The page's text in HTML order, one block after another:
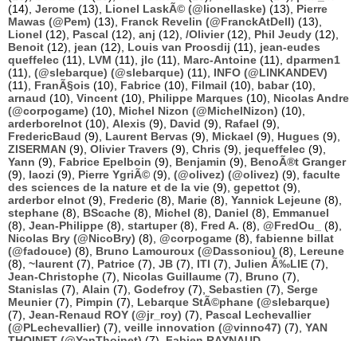
(14), Jerome (13), Lionel LaskÃ© (@lionellaske) (13), Pierre
Mawas (@Pem) (13), Franck Revelin (@FranckAtDell) (13),
Lionel (12), Pascal (12), anj (12), /Olivier(12), Phil Jeudy (12),
Benoit (12), jean (12), Louis van Proosdij (11), jean-eudes
queffelec (11), LVM (11), jlc (11), Marc-Antoine (11), dparmen1
(11), (@slebarque) (@slebarque) (11), INFO (@LINKANDEV)
(11), FranÃ§ois (10), Fabrice (10), Filmail (10), babar(10),
arnaud (10), Vincent (10), Philippe Marques (10), Nicolas Andre
(@corpogame) (10), Michel Nizon (@MichelNizon) (10),
arderborelnot (10), Alexis (9), David (9), Rafael (9),
FredericBaud (9), Laurent Bervas (9), Mickael (9), Hugues (9),
ZISERMAN (9), Olivier Travers (9), Chris (9), jequeffelec (9),
Yann (9), Fabrice Epelboin (9), Benjamin (9), BenoÃ®t Granger
(9), laozi (9), Pierre YgriÃ© (9), (@olivez) (@olivez) (9), faculte
des sciences de la nature et de la vie (9), gepettot (9),
arderbor elnot (9), Frederic (8), Marie (8), Yannick Lejeune (8),
stephane (8), BScache (8), Michel (8), Daniel (8), Emmanuel
(8), Jean-Philippe (8), startuper(8), Fred A. (8), @FredOu_
(8),
Nicolas Bry (@NicoBry) (8), @corpogame (8), fabienne billat
(@fadouce) (8), Bruno Lamouroux (@Dassoniou) (8), Lereune
(8), ~laurent (7), Patrice (7), JB (7), ITI (7), Julien Ã‰LIE (7),
Jean-Christophe (7), Nicolas Guillaume (7), Bruno (7),
Stanislas (7), Alain (7), Godefroy (7), Sebastien (7), Serge
Meunier(7), Pimpin (7), Lebarque StÃ©phane (@slebarque)
(7), Jean-Renaud ROY (@jr_roy) (7), Pascal Lechevallier
(@PLechevallier) (7), veille innovation (@vinno47) (7), YAN